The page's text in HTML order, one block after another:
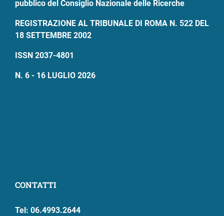
pubblico del Consiglio Nazionale delle Ricerche
REGISTRAZIONE AL TRIBUNALE DI ROMA N. 522 DEL
18 SETTEMBRE 2002
ISSN 2037-4801
N. 6 - 16 LUGLIO 2026
CONTATTI
Tel: 06.4993.2644